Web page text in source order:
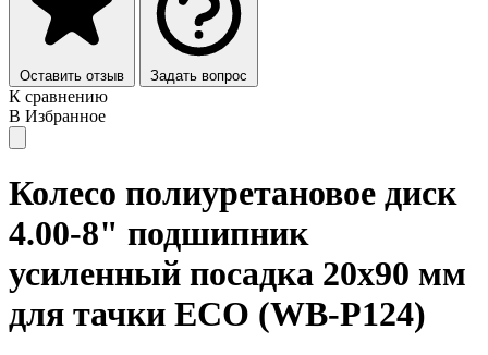
Оставить отзыв Задать вопрос
К сравнению
В Избранное
Колесо полиуретановое диск
4.00-8" подшипник
усиленный посадка 20x90 мм
для тачки ECO (WB-P124)